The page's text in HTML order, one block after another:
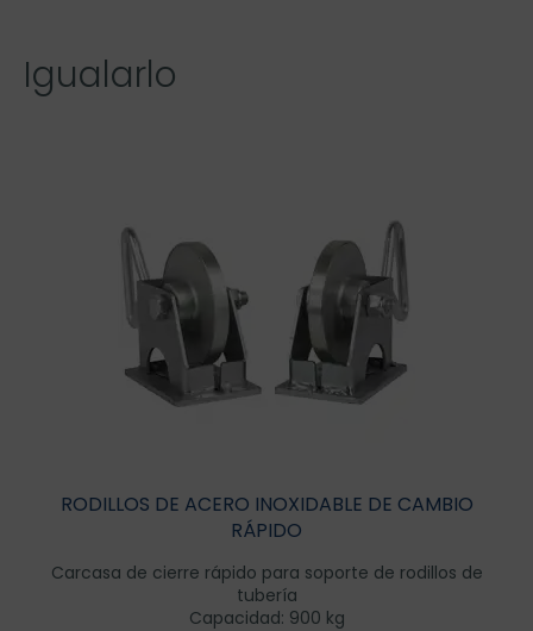
Igualarlo
RODILLOS DE ACERO INOXIDABLE DE CAMBIO
RÁPIDO
Carcasa de cierre rápido para soporte de rodillos de
tubería
Capacidad: 900 kg